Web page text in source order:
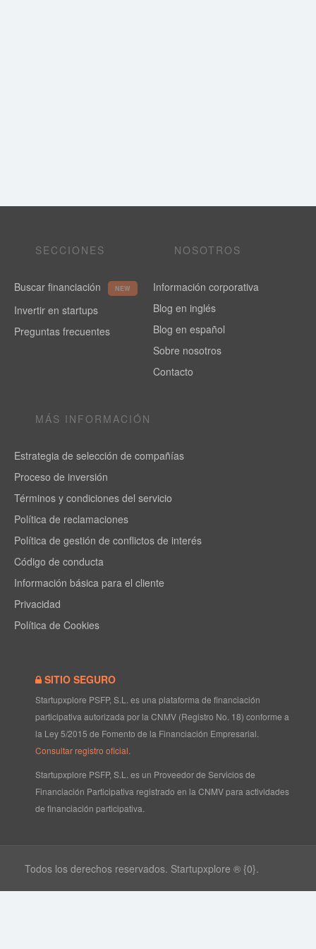
SECCIONES
Buscar financiación NEW
Invertir en startups
Preguntas frecuentes
NOSOTROS
Información corporativa
Blog en inglés
Blog en español
Sobre nosotros
Contacto
MÁS INFORMACIÓN
Estrategia de selección de compañías
Proceso de inversión
Términos y condiciones del servicio
Política de reclamaciones
Política de gestión de conflictos de interés
Código de conducta
Información básica para el cliente
Privacidad
Política de Cookies
SITIO SEGURO
Startupxplore PSFP, S.L. es una plataforma de financiación
participativa autorizada por la CNMV (Registro No. 18) conforme a
la Ley 5/2015 de Fomento de la Financiación Empresarial.
Consultar registro oficial
Startupxplore PSFP, S.L. es un Proveedor de Servicios de
Financiación Participativa registrado en la CNMV para actividades
de financiación participativa.
Todos los derechos reservados. Startupxplore ® {0}.